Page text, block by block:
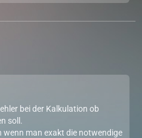
bei der Kalkulation ob
soll.
man exakt die notwendige